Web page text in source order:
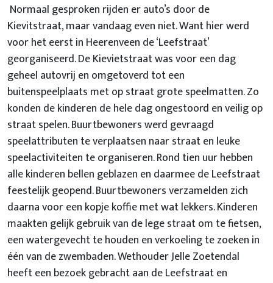
Normaal gesproken rijden er auto’s door de
Kievitstraat, maar vandaag even niet. Want hier werd
voor het eerst in Heerenveen de ‘Leefstraat’
georganiseerd. De Kievietstraat was voor een dag
geheel autovrij en omgetoverd tot een
buitenspeelplaats met op straat grote speelmatten. Zo
konden de kinderen de hele dag ongestoord en veilig op
straat spelen. Buurtbewoners werd gevraagd
speelattributen te verplaatsen naar straat en leuke
speelactiviteiten te organiseren. Rond tien uur hebben
alle kinderen bellen geblazen en daarmee de Leefstraat
feestelijk geopend. Buurtbewoners verzamelden zich
daarna voor een kopje koffie met wat lekkers. Kinderen
maakten gelijk gebruik van de lege straat om te fietsen,
een watergevecht te houden en verkoeling te zoeken in
één van de zwembaden. Wethouder Jelle Zoetendal
heeft een bezoek gebracht aan de Leefstraat en